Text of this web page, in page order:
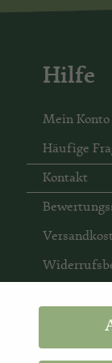
Hilfe
Mein Konto
Häufige
Kontakt